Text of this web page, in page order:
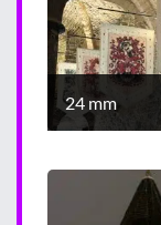
24 mm